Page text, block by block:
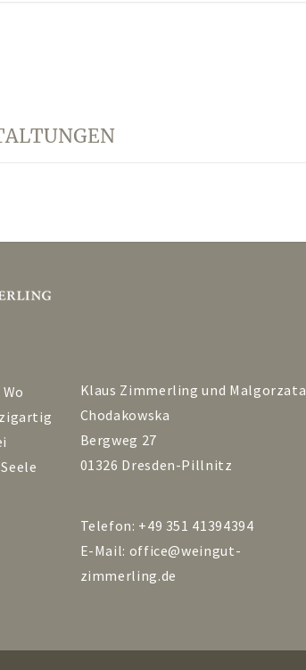
Klaus Zimmerling und Malgorzata
Chodakowska
Bergweg 27
01326 Dresden-Pillnitz
Telefon: +49 351 41394394
E-Mail: office@weingut-
zimmerling.de